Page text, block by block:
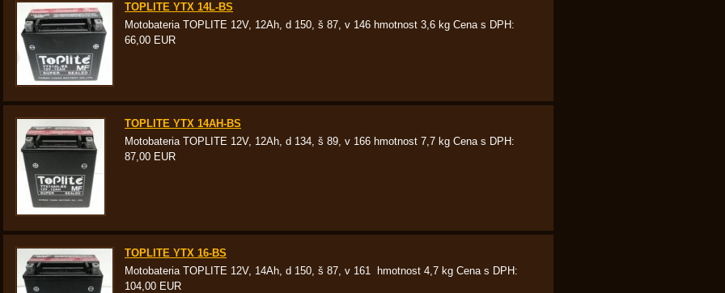
TOPLITE YTX 14L-BS
Motobateria TOPLITE 12V, 12Ah, d 150, š 87, v 146 hmotnost 3,6 kg Cena s DPH:
66,00 EUR
TOPLITE YTX 14AH-BS
Motobateria TOPLITE 12V, 12Ah, d 134, š 89, v 166 hmotnost 7,7 kg Cena s DPH:
87,00 EUR
TOPLITE YTX 16-BS
Motobateria TOPLITE 12V, 14Ah, d 150, š 87, v 161 hmotnost 4,7 kg Cena s DPH:
104,00 EUR